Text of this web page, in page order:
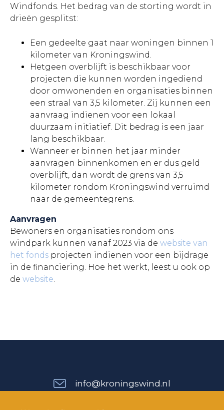
Windfonds. Het bedrag van de storting wordt in
drieën gesplitst:
Een gedeelte gaat naar woningen binnen 1
kilometer van Kroningswind.
Hetgeen overblijft is beschikbaar voor
projecten die kunnen worden ingediend
door omwonenden en organisaties binnen
een straal van 3,5 kilometer. Zij kunnen een
aanvraag indienen voor een lokaal
duurzaam initiatief. Dit bedrag is een jaar
lang beschikbaar.
Wanneer er binnen het jaar minder
aanvragen binnenkomen en er dus geld
overblijft, dan wordt de grens van 3,5
kilometer rondom Kroningswind verruimd
naar de gemeentegrens.
Aanvragen
Bewoners en organisaties rondom ons
windpark kunnen vanaf 2023 via de website van
het fonds projecten indienen voor een bijdrage
in de financiering. Hoe het werkt, leest u ook op
de website.
info@kroningswind.nl